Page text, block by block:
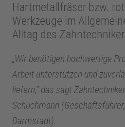
Hartmetallfräser bzw.
Werkzeuge im
Alltag des
„Wir benötigen hochwertige
Arbeit unterstützen und
liefern,“ das sagt
Schuchmann
Darmstadt).